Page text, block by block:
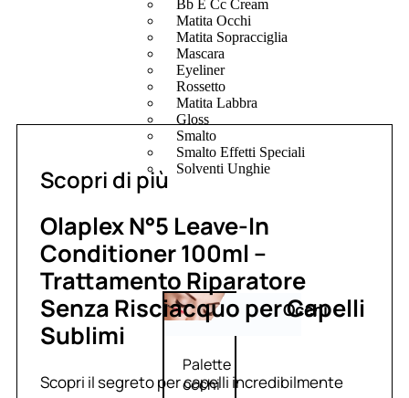
Bb E Cc Cream
Matita Occhi
Matita Sopracciglia
Mascara
Eyeliner
Rossetto
Matita Labbra
Gloss
Smalto
Smalto Effetti Speciali
Solventi Unghie
Occhi
Palette
occhi
Scopri di più
Olaplex N°5 Leave-In
Conditioner 100ml –
Trattamento Riparatore
Senza Risciacquo per Capelli
Sublimi
Scopri il segreto per capelli incredibilmente